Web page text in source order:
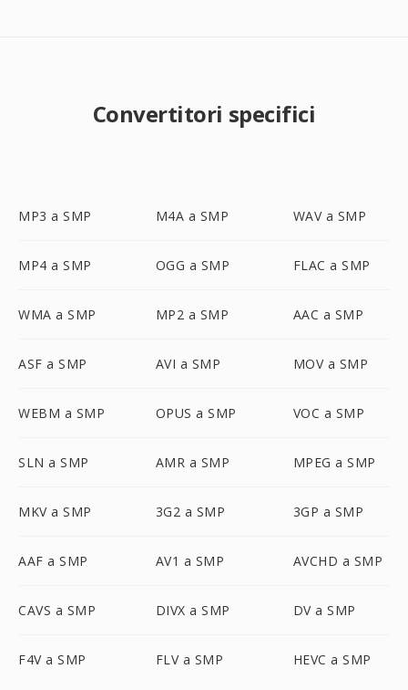
Convertitori specifici
MP3 a SMP M4A a SMP WAV a SMP
MP4 a SMP OGG a SMP FLAC a SMP
WMA a SMP MP2 a SMP AAC a SMP
ASF a SMP AVI a SMP MOV a SMP
WEBM a SMP OPUS a SMP VOC a SMP
SLN a SMP AMR a SMP MPEG a SMP
MKV a SMP 3G2 a SMP 3GP a SMP
AAF a SMP AV1 a SMP AVCHD a SMP
CAVS a SMP DIVX a SMP DV a SMP
F4V a SMP FLV a SMP HEVC a SMP